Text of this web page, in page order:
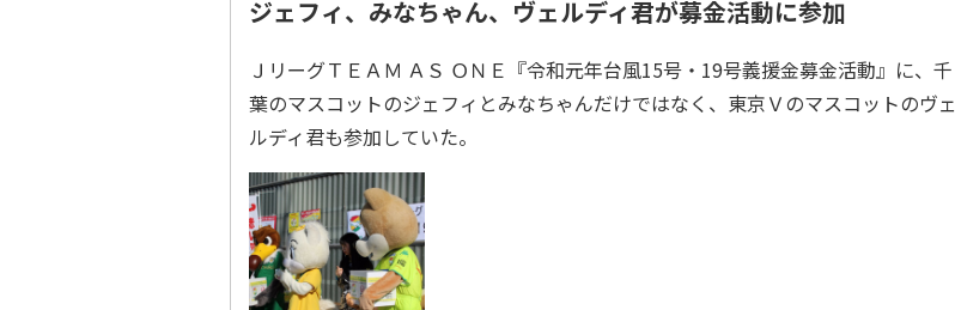
ジェフィ、みなちゃん、ヴェルディ君が募金活動に参加
ＪリーグＴＥＡＭ ＡＳ ＯＮＥ『令和元年台風15号・19号義援金募金活動』に、千
葉のマスコットのジェフィとみなちゃんだけではなく、東京Ｖのマスコットのヴェ
ルディ君も参加していた。